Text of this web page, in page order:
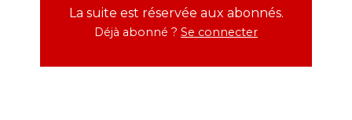
La suite est réservée aux abonnés.
Déjà abonné ? Se connecter